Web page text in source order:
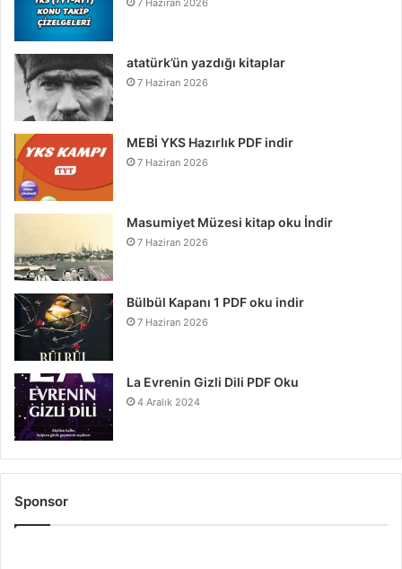
7 Haziran 2026
atatürk’ün yazdığı kitaplar
7 Haziran 2026
MEBİ YKS Hazırlık PDF indir
7 Haziran 2026
Masumiyet Müzesi kitap oku İndir
7 Haziran 2026
Bülbül Kapanı 1 PDF oku indir
7 Haziran 2026
La Evrenin Gizli Dili PDF Oku
4 Aralık 2024
Sponsor